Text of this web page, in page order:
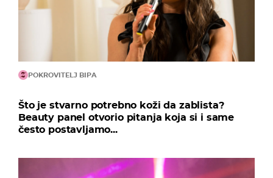
POKROVITELJ BIPA
Što je stvarno potrebno koži da zablista?
Beauty panel otvorio pitanja koja si i same
često postavljamo...